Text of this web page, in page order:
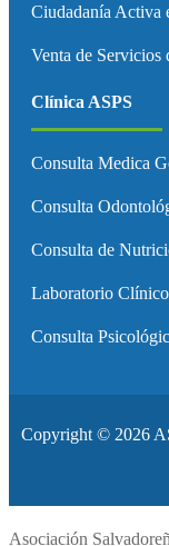
Ciudadanía Activa
Venta de Servicios
Clínica ASPS
Consulta Medica
Consulta
Consulta de
Laboratorio Clínico
Consulta
Copyright © 2026
Asociación